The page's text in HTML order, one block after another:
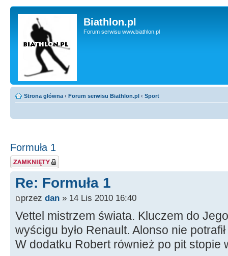
Biathlon.pl
Forum serwisu www.biathlon.pl
Strona główna ‹ Forum serwisu Biathlon.pl ‹ Sport
Formuła 1
Zablokowany temat
Re: Formuła 1
przez dan » 14 Lis 2010 16:40
Vettel mistrzem świata. Kluczem do
wyścigu było Renault. Alonso nie
W dodatku Robert również po pit stopie